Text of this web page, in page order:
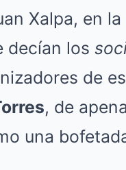
Xalpa, en
decían los
de
, de
una